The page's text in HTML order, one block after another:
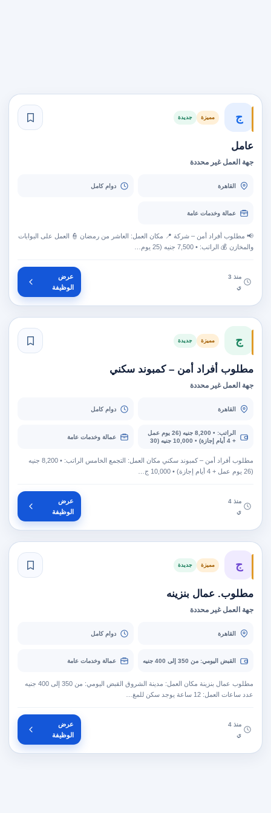
ج مميزة جديدة
عامل
جهة العمل غير محددة
القاهرة دوام كامل
عمالة وخدمات عامة
📢 مطلوب أفراد أمن – شركة 📍 مكان العمل: العاشر من رمضان 👮 العمل على البوابات
والمخازن 💰 الراتب: • 7,500 جنيه (25 يوم…
منذ 3
ي
عرض
الوظيفة
ج مميزة جديدة
مطلوب أفراد أمن – كمبوند سكني
جهة العمل غير محددة
القاهرة دوام كامل
الراتب: • 8,200 جنيه (26 يوم عمل
+ 4 أيام إجازة) • 10,000 جنيه (30
عمالة وخدمات عامة
مطلوب أفراد أمن – كمبوند سكني مكان العمل: التجمع الخامس الراتب: • 8,200 جنيه
(26 يوم عمل + 4 أيام إجازة) • 10,000 ج…
منذ 4
ي
عرض
الوظيفة
ج مميزة جديدة
مطلوب. عمال بنزينه
جهة العمل غير محددة
القاهرة دوام كامل
القبض اليومي: من 350 إلى 400 جنيه عمالة وخدمات عامة
مطلوب عمال بنزينة مكان العمل: مدينة الشروق القبض اليومي: من 350 إلى 400 جنيه
عدد ساعات العمل: 12 ساعة يوجد سكن للمغ…
منذ 4
ي
عرض
الوظيفة